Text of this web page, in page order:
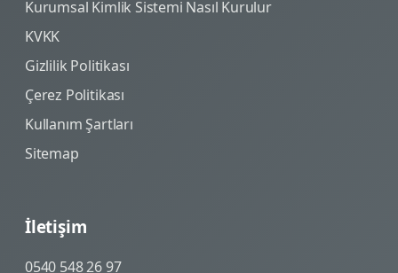
Kurumsal Kimlik Sistemi Nasıl Kurulur
KVKK
Gizlilik Politikası
Çerez Politikası
Kullanım Şartları
Sitemap
İletişim
0540 548 26 97